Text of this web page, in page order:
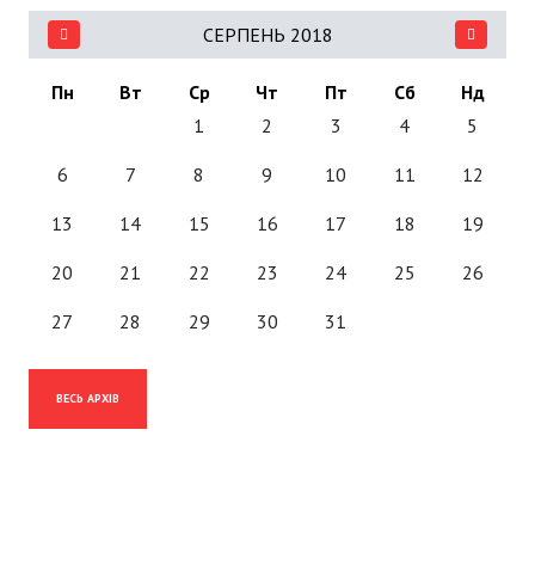
СЕРПЕНЬ 2018
Пн Вт Ср Чт Пт Сб
Нд
1
2 3 4 5
6 7 8 9 10 11 12
13 14 15 16 17 18 19
20 21 22 23 24 25 26
27 28 29 30 31
ВЕСЬ АРХІВ